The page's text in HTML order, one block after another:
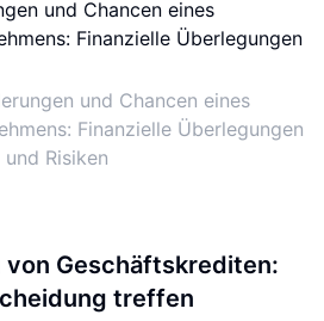
und Chancen eines
Finanzielle Überlegungen
und Risiken
von Geschäftskrediten:
treffen